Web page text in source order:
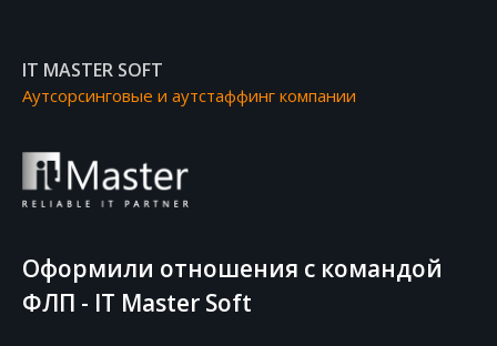
IT MASTER SOFT
Аутсорсинговые и аутстаффинг компании
Оформили отношения с командой
ФЛП - IT Master Soft